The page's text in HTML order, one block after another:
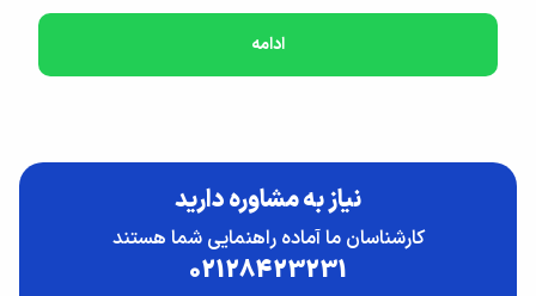
ادامه
نیاز به مشاوره دارید
کارشناسان ما آماده راهنمایی شما هستند
02128423231